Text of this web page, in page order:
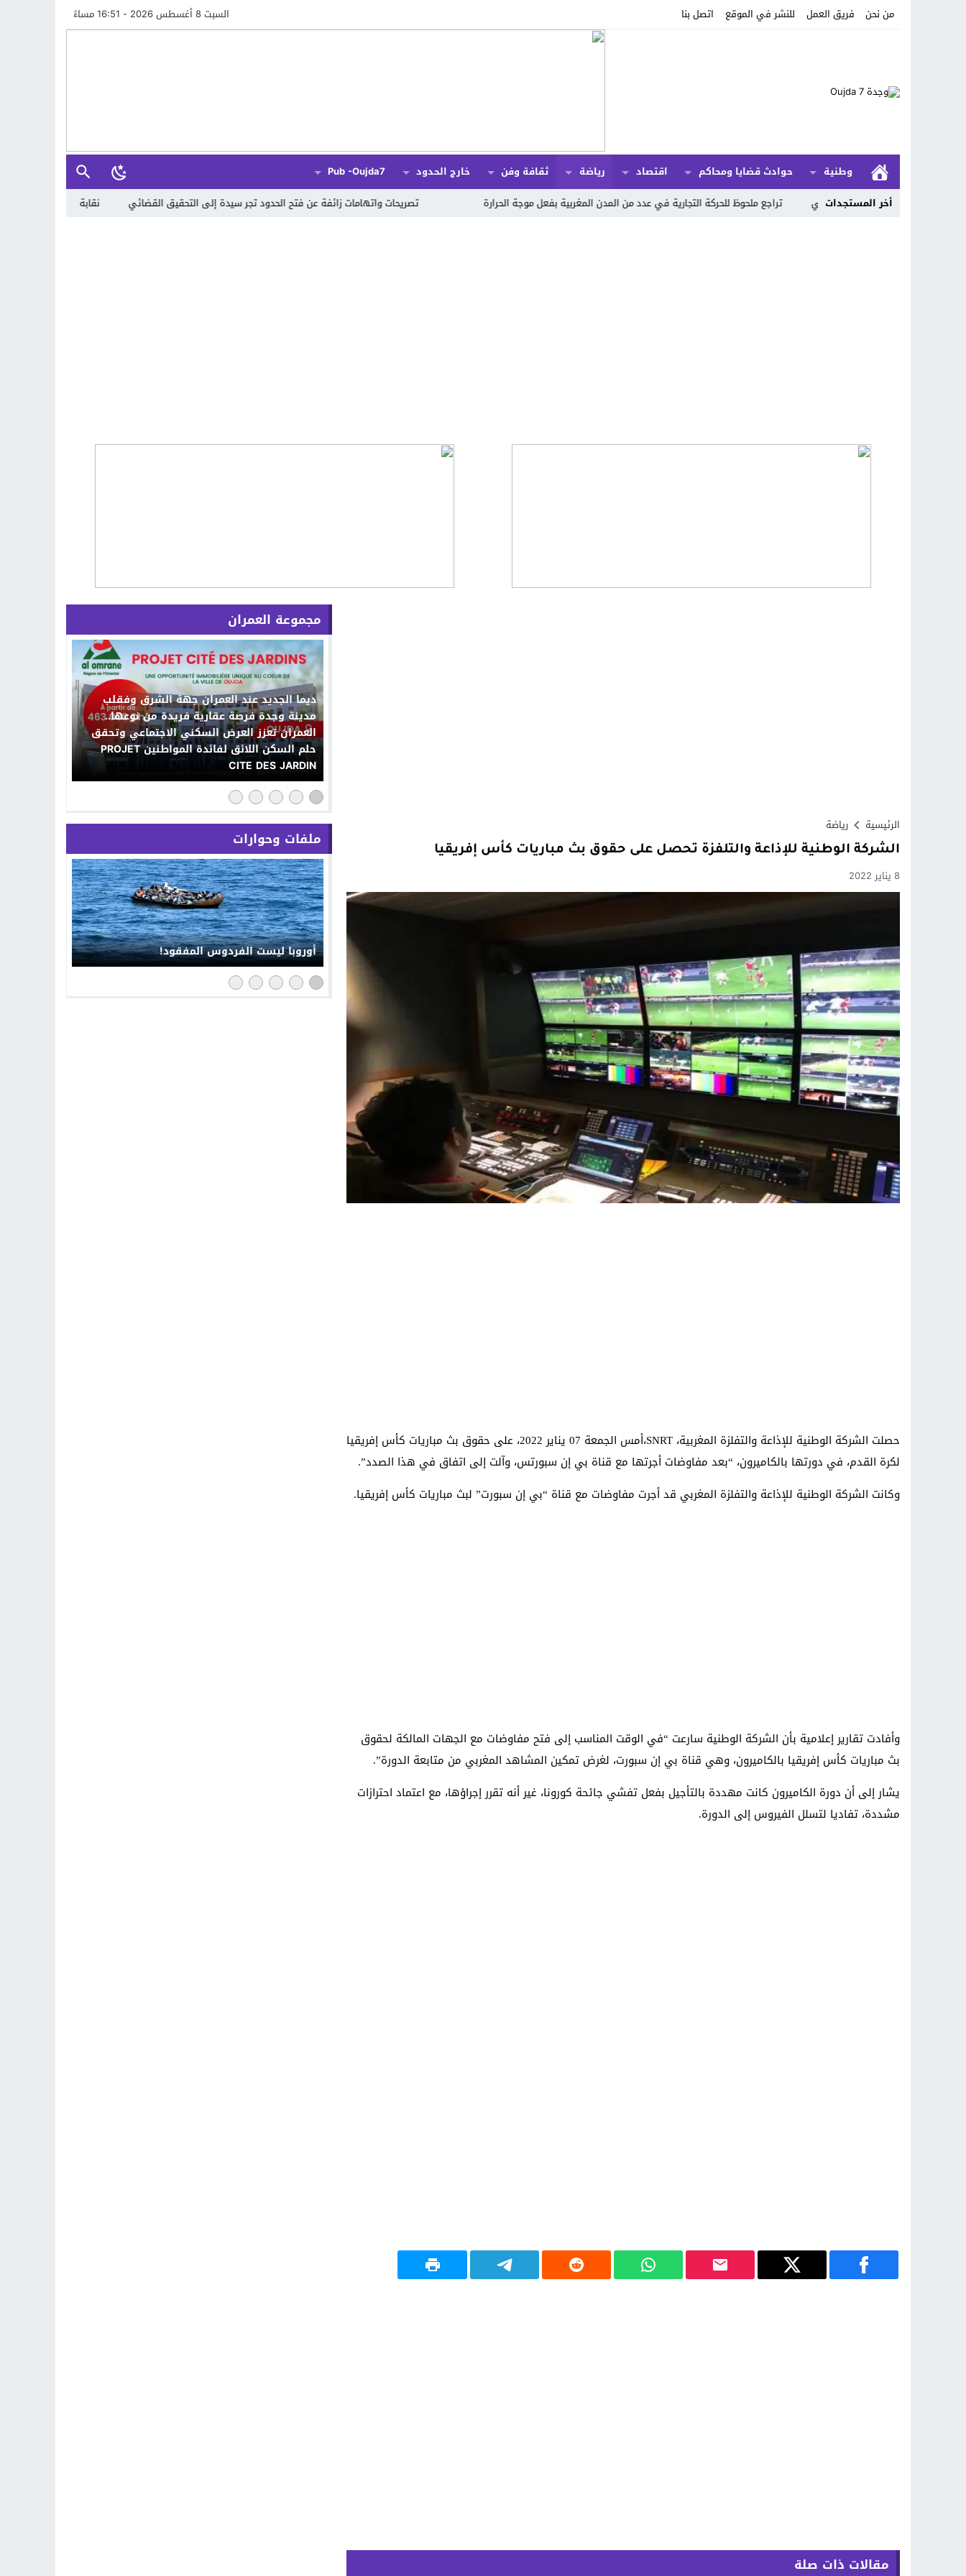
من نحن فريق العمل للنشر في الموقع اتصل بنا السبت 8 أغسطس 2026 - 16:51 مساءً
وطنية حوادث قضايا ومحاكم اقتصاد رياضة ثقافة وفن خارج الحدود
Pub -oujda7
أخر المستجدات
تصريحات واتهامات زائفة عن فتح الحدود تجر سيدة إلى التحقيق القضائي نقابة التعليم العالي بجامعة الحسن القانوني والقضائي تراجع ملحوظ للحركة التجارية في عدد من المدن المغربية بفعل موجة الحرارة
الرئيسية رياضة
الشركة الوطنية للإذاعة والتلفزة تحصل على حقوق بث مباريات كأس إفريقيا
8 يناير 2022
حصلت الشركة الوطنية للإذاعة والتفلزة المغربية، SNRT،أمس الجمعة 07 يناير 2022، على حقوق بث مباريات كأس إفريقيا
لكرة القدم، في دورتها بالكاميرون، “بعد مفاوضات أجرتها مع قناة بي إن سبورتس، وآلت إلى اتفاق في هذا الصدد”.
وكانت الشركة الوطنية للإذاعة والتفلزة المغربي قد أجرت مفاوضات مع قناة “بي إن سبورت” لبث مباريات كأس إفريقيا.
وأفادت تقارير إعلامية بأن الشركة الوطنية سارعت “في الوقت المناسب إلى فتح مفاوضات مع الجهات المالكة لحقوق
بث مباريات كأس إفريقيا بالكاميرون، وهي قناة بي إن سبورت، لغرض تمكين المشاهد المغربي من متابعة الدورة”.
يشار إلى أن دورة الكاميرون كانت مهددة بالتأجيل بفعل تفشي جائحة كورونا، غير أنه تقرر إجراؤها، مع اعتماد احترازات
مشددة، تفاديا لتسلل الفيروس إلى الدورة.
مقالات ذات صلة
مجموعة العمران
ديما الجديد عند العمران جهة الشرق وفقلب
مدينة وجدة فرصة عقارية فريدة من نوعها..
العمران تعزز العرض السكني الاجتماعي وتحقق
حلم السكن اللائق لفائدة المواطنين PROJET
CITE DES JARDIN
ملفات وحوارات
أوروبا ليست الفردوس المفقود!